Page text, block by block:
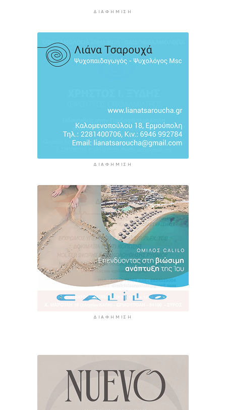
Ρούσσου στα 800μ.
6 ώρες 4 λεπτά πρίν
ΔΙΑΦΉΜΙΣΗ
ΔΙΑΦΉΜΙΣΗ
ΔΙΑΦΉΜΙΣΗ